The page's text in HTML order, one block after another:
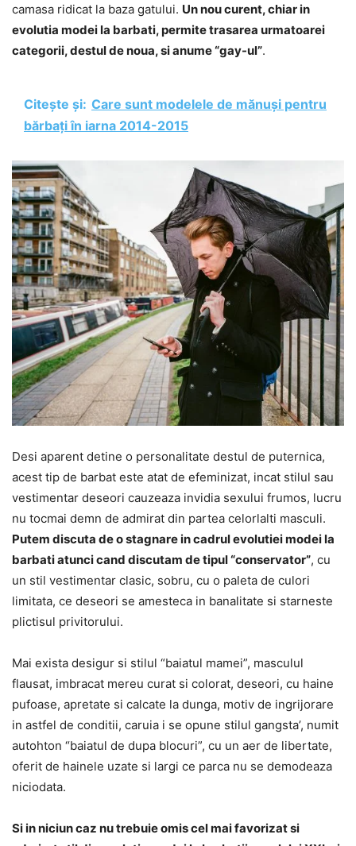
camasa ridicat la baza gatului. Un nou curent, chiar in
evolutia modei la barbati, permite trasarea urmatoarei
categorii, destul de noua, si anume “gay-ul”.
Citește și: Care sunt modelele de mănuși pentru
bărbați în iarna 2014-2015
Desi aparent detine o personalitate destul de puternica,
acest tip de barbat este atat de efeminizat, incat stilul sau
vestimentar deseori cauzeaza invidia sexului frumos, lucru
nu tocmai demn de admirat din partea celorlalti masculi.
Putem discuta de o stagnare in cadrul evolutiei modei la
barbati atunci cand discutam de tipul “conservator”, cu
un stil vestimentar clasic, sobru, cu o paleta de culori
limitata, ce deseori se amesteca in banalitate si starneste
plictisul privitorului.
Mai exista desigur si stilul “baiatul mamei”, masculul
flausat, imbracat mereu curat si colorat, deseori, cu haine
pufoase, apretate si calcate la dunga, motiv de ingrijorare
in astfel de conditii, caruia i se opune stilul gangsta’, numit
autohton “baiatul de dupa blocuri”, cu un aer de libertate,
oferit de hainele uzate si largi ce parca nu se demodeaza
niciodata.
Si in niciun caz nu trebuie omis cel mai favorizat si